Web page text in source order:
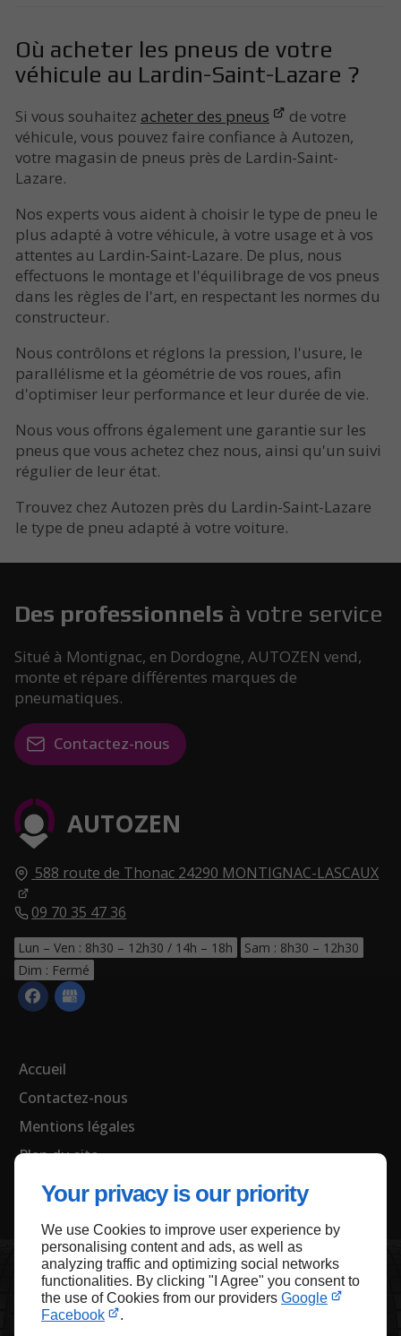
Your privacy is our priority
We use Cookies to improve user experience by
personalising content and ads, as well as
analyzing traffic and optimizing social networks
functionalities. By clicking "I Agree" you consent to
the use of Cookies from our providers Google
Facebook
.
Où acheter les pneus de votre
véhicule au Lardin-Saint-Lazare ?
Si vous souhaitez acheter des pneus
de votre
véhicule, vous pouvez faire confiance à Autozen,
votre magasin de pneus près de Lardin-Saint-
Lazare.
Nos experts vous aident à choisir le type de pneu le
plus adapté à votre véhicule, à votre usage et à vos
attentes au Lardin-Saint-Lazare. De plus, nous
effectuons le montage et l'équilibrage de vos pneus
dans les règles de l'art, en respectant les normes du
constructeur.
Nous contrôlons et réglons la pression, l'usure, le
parallélisme et la géométrie de vos roues, afin
d'optimiser leur performance et leur durée de vie.
Nous vous offrons également une garantie sur les
pneus que vous achetez chez nous, ainsi qu'un suivi
régulier de leur état.
Trouvez chez Autozen près du Lardin-Saint-Lazare
le type de pneu adapté à votre voiture.
AUTOZEN
588 route de Thonac 24290 MONTIGNAC-LASCAUX
09 70 35 47 36
Lun – Ven : 8h30 – 12h30 / 14h – 18h
Sam : 8h30 – 12h30
Dim : Fermé
Accueil
Contactez-nous
Mentions légales
Plan du site
Des professionnels à votre service
Situé à Montignac, en Dordogne, AUTOZEN vend,
monte et répare différentes marques de
pneumatiques.
Contactez-nous
Haut de page